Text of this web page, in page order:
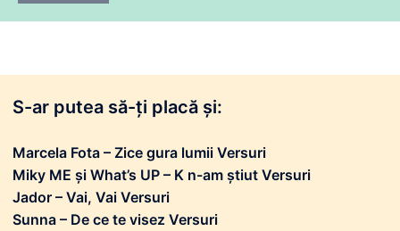
S-ar putea să-ți placă și:
Marcela Fota – Zice gura lumii Versuri
Miky ME și What’s UP – K n-am știut Versuri
Jador – Vai, Vai Versuri
Sunna – De ce te visez Versuri